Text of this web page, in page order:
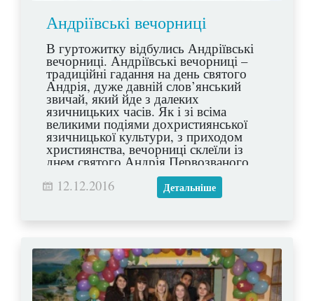
Андріївські вечорниці
В гуртожитку відбулись Андріївські
вечорниці. Андріївські вечорниці –
традиційні гадання на день святого
Андрія, дуже давній слов’янський
звичай, який йде з далеких
язичницьких часів. Як і зі всіма
великими подіями дохристиянської
язичницької культури, з приходом
християнства, вечорниці склеїли із
днем святого Андрія Первозваного,
одного з дванадцяти апостолів
Христа.
12.12.2016 Детальніше